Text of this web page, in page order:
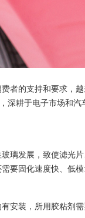
者的支持和要求，
深耕于电子市场和
璃发展，致使滤光
要固化速度快、低
安装，所用胶粘剂